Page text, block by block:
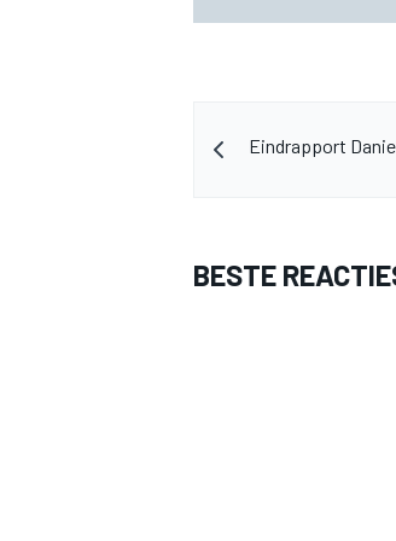
Eindrapport
BESTE